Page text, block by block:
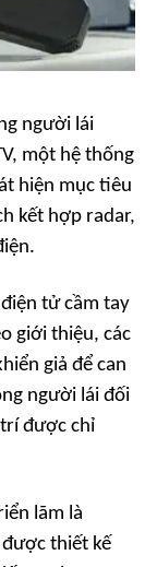
người lái
một hệ thống
hiện mục tiêu
kết hợp radar,
tử cầm tay
giới thiệu, các
giả để can
người lái đối
được chỉ
lãm là
thiết kế